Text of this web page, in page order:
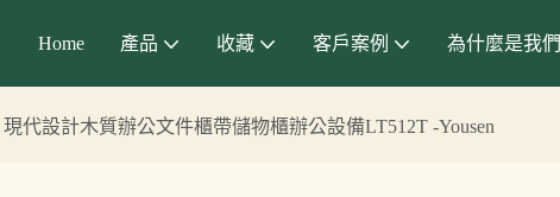
Home 產品 收藏 客戶案例 為什麼是我們
現代設計木質辦公文件櫃帶儲物櫃辦公設備LT512T -Yousen